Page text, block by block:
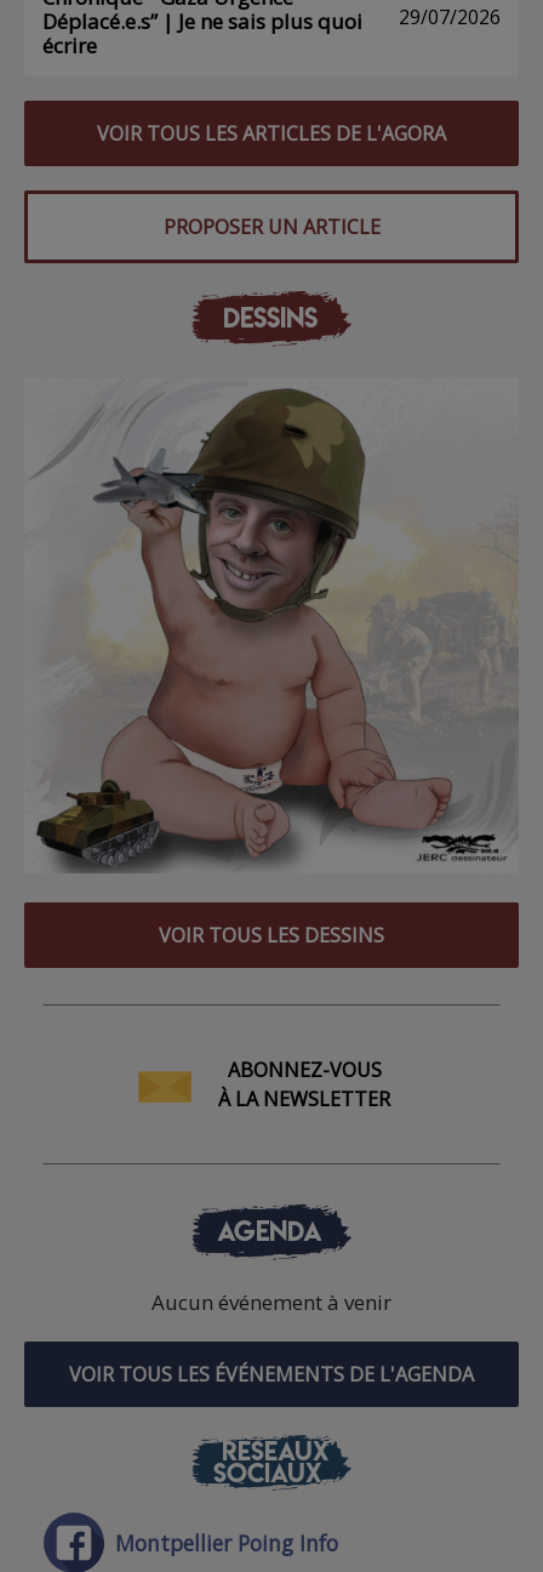
29/07/2026
Déplacé.e.s” | Je ne sais plus quoi
écrire
VOIR TOUS LES ARTICLES DE L'AGORA
PROPOSER UN ARTICLE
DESSINS
VOIR TOUS LES DESSINS
ABONNEZ-VOUS
À LA NEWSLETTER
AGENDA
Aucun événement à venir
VOIR TOUS LES ÉVÉNEMENTS DE L'AGENDA
RÉSEAUX
SOCIAUX
Montpellier Poing Info